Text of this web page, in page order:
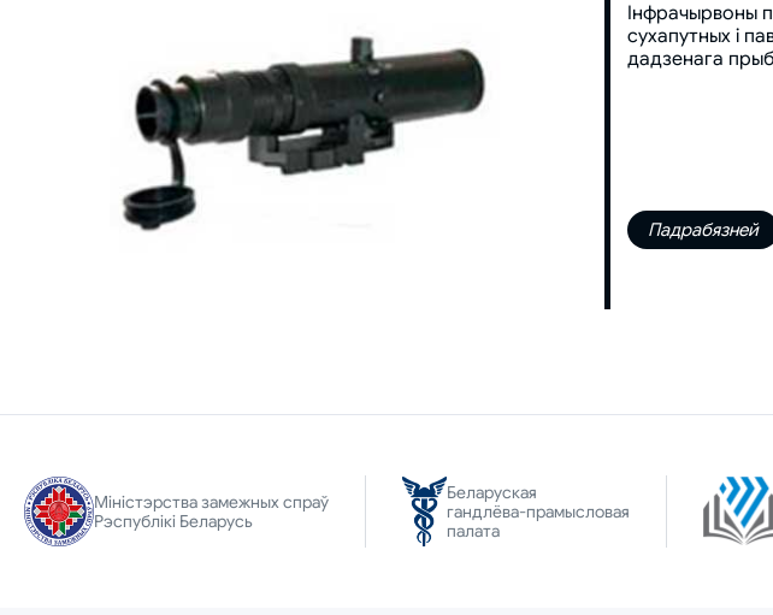
Інфрачырвоны
сухапутных і
дадзенага
Падрабязней
Міністэрства замежных спраў
Рэспублікі Беларусь
Беларуская
гандлёва-прамысловая
палата